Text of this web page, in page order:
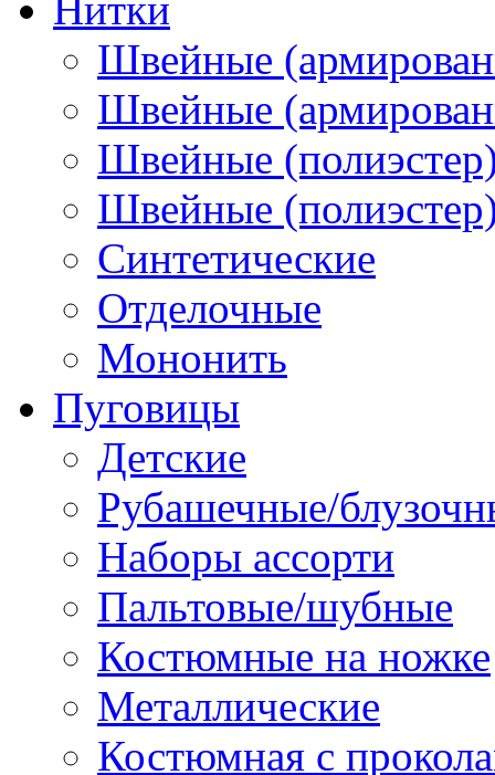
Швейные
Швейные
Швейные
Швейные
Синтетические
Отделочные
Мононить
Пуговицы
Детские
Рубашечные/
Наборы ассорти
Пальтовые/шубные
Костюмные на ножке
Металлические
Костюмная с